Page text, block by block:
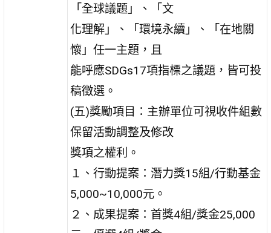
「全球議題」、「文
化理解」、「環境永續」、「在地關
懷」任一主題，且
能呼應SDGs17項指標之議題，皆可投
稿徵選。
(五)獎勵項目：主辦單位可視收件組數
保留活動調整及修改
獎項之權利。
１、行動提案：潛力獎15組/行動基金
5,000~10,000元。
２、成果提案：首獎4組/獎金25,000